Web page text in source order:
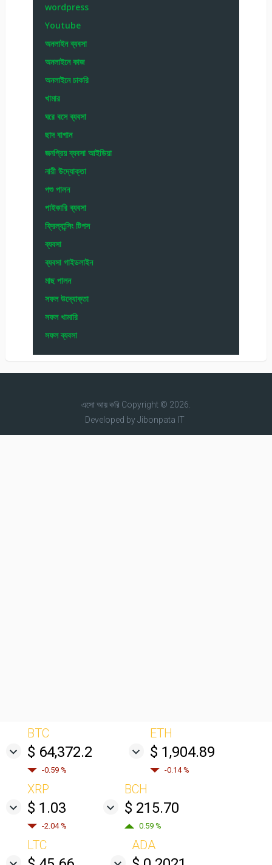
wordpress
Youtube
অনলাইন ব্যবসা
অনলাইনে কাজ
অনলাইনে চাকরি
খামার
ঘরে বসে ব্যবসা
ছাদ বাগান
জনপ্রিয় ব্যবসা আইডিয়া
নারী উদ্যোক্তা
পশু পালন
পাইকারি ব্যবসা
ফ্রিল্যান্সিং টিপস
ব্যবসা
ব্যবসা গাইডলাইন
মাছ পালন
সফল উদ্যোক্তা
সফল খামারি
সফল ব্যবসা
এসো আয় করিCopyright © 2026.
Developed byJibonpata IT
BTC
$ 64,372.2
-0.59 %
ETH
$ 1,904.89
-0.14 %
XRP
$ 1.03
-2.04 %
BCH
$ 215.70
0.59 %
LTC ADA